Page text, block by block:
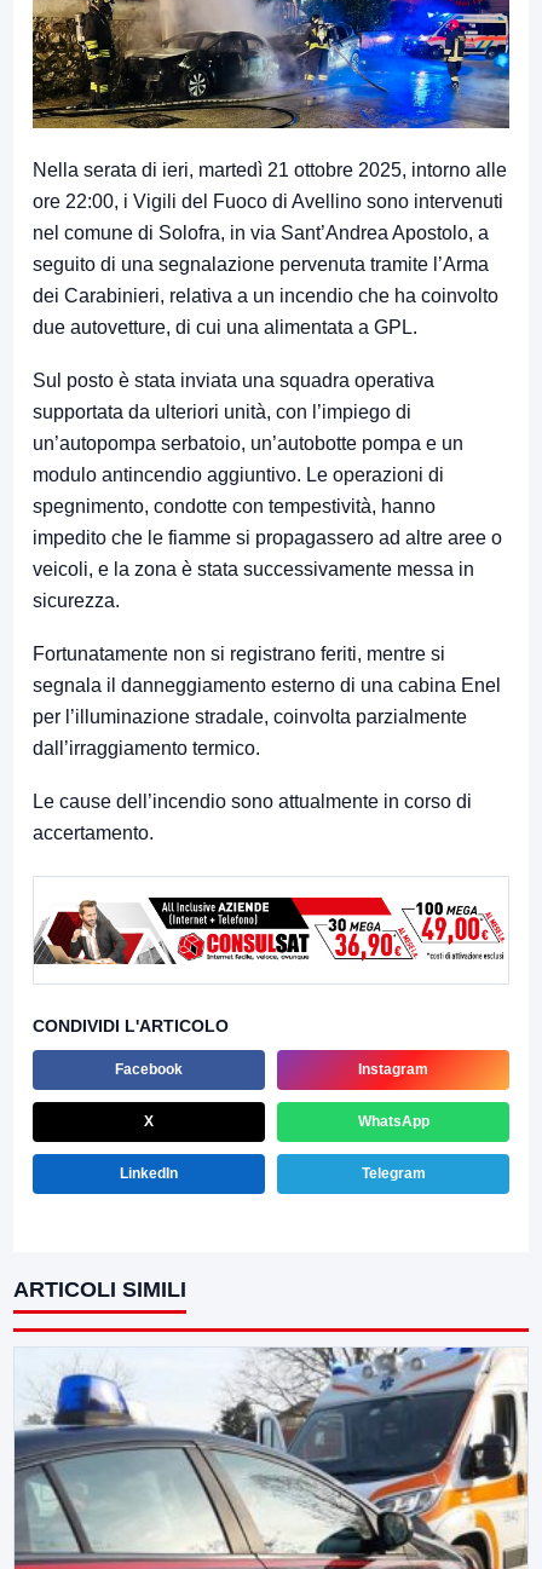
Nella serata di ieri, martedì 21 ottobre 2025, intorno alle
ore 22:00, i Vigili del Fuoco di Avellino sono intervenuti
nel comune di Solofra, in via Sant’Andrea Apostolo, a
seguito di una segnalazione pervenuta tramite l’Arma
dei Carabinieri, relativa a un incendio che ha coinvolto
due autovetture, di cui una alimentata a GPL.
Sul posto è stata inviata una squadra operativa
supportata da ulteriori unità, con l’impiego di
un’autopompa serbatoio, un’autobotte pompa e un
modulo antincendio aggiuntivo. Le operazioni di
spegnimento, condotte con tempestività, hanno
impedito che le fiamme si propagassero ad altre aree o
veicoli, e la zona è stata successivamente messa in
sicurezza.
Fortunatamente non si registrano feriti, mentre si
segnala il danneggiamento esterno di una cabina Enel
per l’illuminazione stradale, coinvolta parzialmente
dall’irraggiamento termico.
Le cause dell’incendio sono attualmente in corso di
accertamento.
CONDIVIDI L'ARTICOLO
Facebook Instagram
X WhatsApp
LinkedIn Telegram
ARTICOLI SIMILI